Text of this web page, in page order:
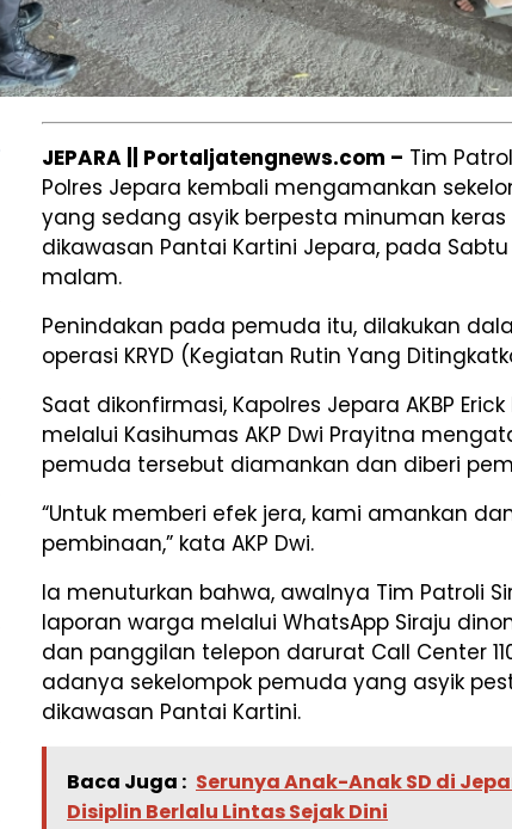
JEPARA || Portaljatengnews.com – Tim
Polres Jepara kembali mengamankan
yang sedang asyik berpesta minuman
dikawasan Pantai Kartini Jepara, pada Sabtu
malam.
Penindakan pada pemuda itu, dilakukan
operasi KRYD (Kegiatan Rutin Yang
Saat dikonfirmasi, Kapolres Jepara AKBP
melalui Kasihumas AKP Dwi Prayitna
pemuda tersebut diamankan dan diberi
“Untuk memberi efek jera, kami amankan
pembinaan,” kata AKP Dwi.
Ia menuturkan bahwa, awalnya Tim Patroli
laporan warga melalui WhatsApp Siraju
dan panggilan telepon darurat Call Center
adanya sekelompok pemuda yang asyik
dikawasan Pantai Kartini.
Baca Juga : Serunya Anak-Anak SD di
Disiplin Berlalu Lintas Sejak Dini